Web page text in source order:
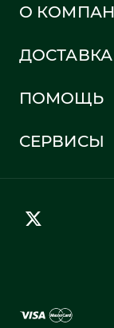
О
Политика в
Информация о
Правила
ПОМОЩЬ
Карта сайта
СЕРВИСЫ